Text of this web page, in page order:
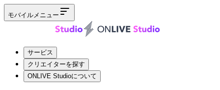
モバイルメニュー
サービス
クリエイターを探す
ONLIVE Studioについて